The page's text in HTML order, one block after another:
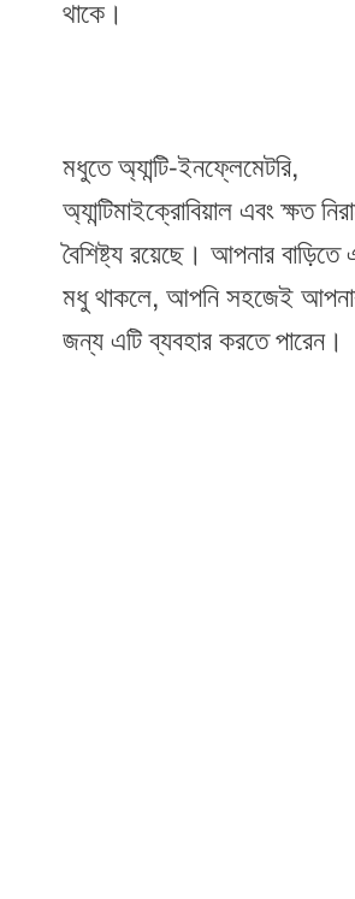
থাকে।
মধুতে অ্যান্টি-ইনফ্লেমেটরি,
অ্যান্টিমাইক্রোবিয়াল এবং ক্ষত
বৈশিষ্ট্য রয়েছে। আপনার
মধু থাকলে, আপনি সহজেই
জন্য এটি ব্যবহার করতে পারেন।